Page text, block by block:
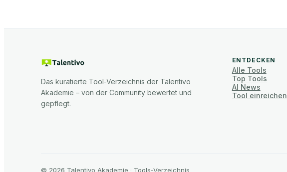
Das kuratierte Tool-Verzeichnis der Talentivo
Akademie – von der Community bewertet und
gepflegt.
ENTDECKEN
Alle Tools
Top Tools
AI News
Tool einreichen
© 2026 Talentivo Akademie · Tools-Verzeichnis